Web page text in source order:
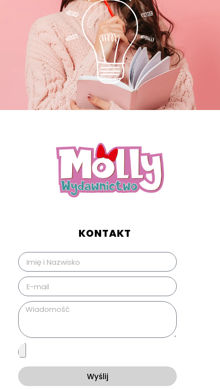
KONTAKT
Wyślij